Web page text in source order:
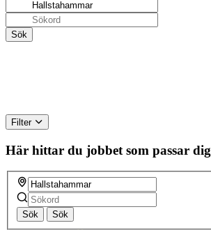
Filter
Här hittar du jobbet som passar dig
Sök Sök